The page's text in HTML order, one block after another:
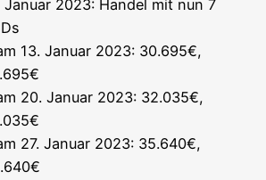
Janu­ar 2023: Han­del mit nun 7
13. Janu­ar 2023: 30.695€,
20. Janu­ar 2023: 32.035€,
27. Janu­ar 2023: 35.640€,